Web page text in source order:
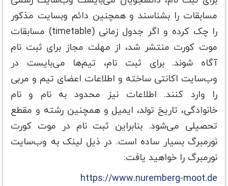
مسابقات را بشناسند و همچنین دائم وبسایت مذکور
را چک کرده و اگر جدول زمانی (timetable) مسابقات
موت کورت منتشر شد، از مهلت مجاز برای ثبت نام
آگاه شوند. برای ثبت نام، تیم‌ها می‌بایست در
وب‌سایت اکانتی ساخته و اطلاعات اعضای تیم و مربی
را وارد کنند. اطلاعات نیز محدود به نام و نام
خانوادگی، تاریخ تولد، ایمیل و همچنین رشته و مقطع
تحصیلی می‌شود. بنابراین ثبت نام در موت کورت
نورمبرگ بسیار ساده است. در ذیل لینک به وب‌سایت
نورمبرگ را خواهید یافت:
https://www.nuremberg-moot.de